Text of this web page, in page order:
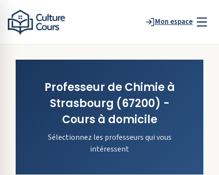
Mon espace
Professeur de Chimie à
Strasbourg (67200) -
Cours à domicile
Sélectionnez les professeurs qui vous
intéressent